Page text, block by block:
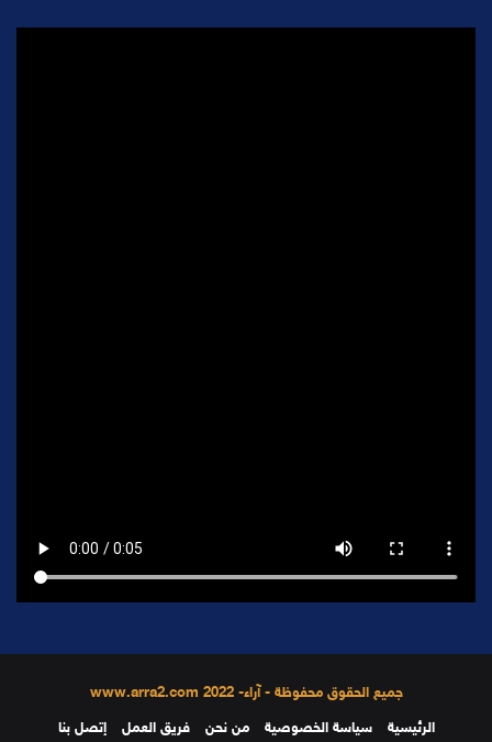
جميع الحقوق محفوظة - آراء- 2022 www.arra2.com
الرئيسية
سياسة الخصوصية من نحن فريق العمل إتصل بنا